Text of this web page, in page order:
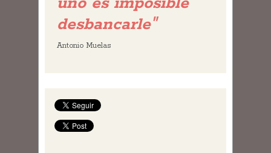
desbancarle"
Antonio Muelas